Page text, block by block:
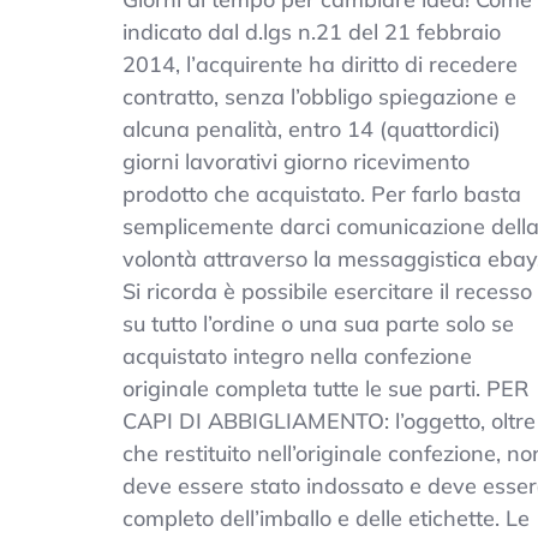
indicato dal d.lgs n.21 del 21 febbraio
2014, l’acquirente ha diritto di recedere
contratto, senza l’obbligo spiegazione e
alcuna penalità, entro 14 (quattordici)
giorni lavorativi giorno ricevimento
prodotto che acquistato. Per farlo basta
semplicemente darci comunicazione della
volontà attraverso la messaggistica
Si ricorda è possibile esercitare il recesso
su tutto l’ordine o una sua parte solo se
acquistato integro nella confezione
originale completa tutte le sue parti. PER
CAPI DI ABBIGLIAMENTO: l’oggetto, oltre
che restituito nell’originale confezione,
deve essere stato indossato e deve
completo dell’imballo e delle etichette. Le